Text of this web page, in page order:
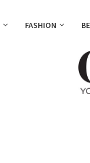
FASHION